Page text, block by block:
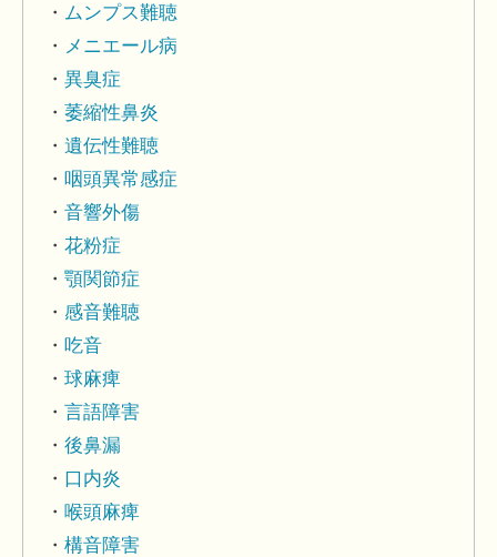
ムンプス難聴
メニエール病
異臭症
萎縮性鼻炎
遺伝性難聴
咽頭異常感症
音響外傷
花粉症
顎関節症
感音難聴
吃音
球麻痺
言語障害
後鼻漏
口内炎
喉頭麻痺
構音障害